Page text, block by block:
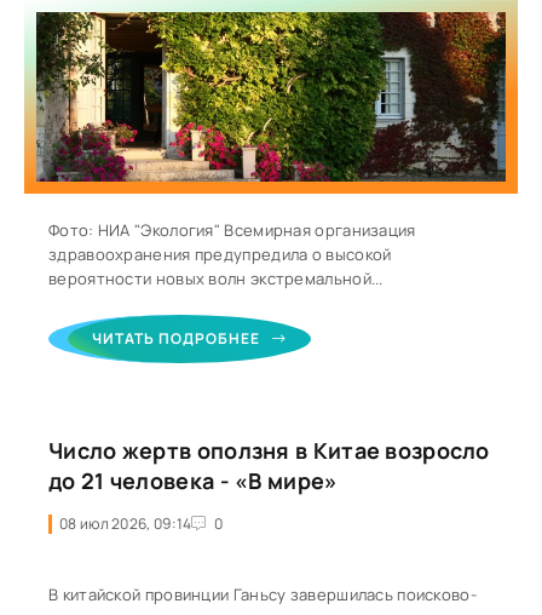
Фото: НИА "Экология" Всемирная организация
здравоохранения предупредила о высокой
вероятности новых волн экстремальной...
ЧИТАТЬ ПОДРОБНЕЕ
Число жертв оползня в Китае возросло
до 21 человека - «В мире»
08 июл 2026, 09:14 0
В китайской провинции Ганьсу завершилась поисково-